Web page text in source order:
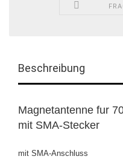
Beschreibung
Magnetantenne fur
mit SMA-Stecker
mit SMA-Anschluss